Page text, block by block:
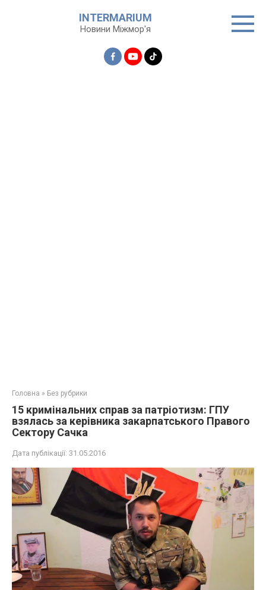
INTERMARIUM
Новини Міжмор'я
Головна » Без рубрики
15 кримінальних справ за патріотизм: ГПУ
взялась за керівника закарпатського Правого
Сектору Сачка
Дата публікації: 31.05.2016